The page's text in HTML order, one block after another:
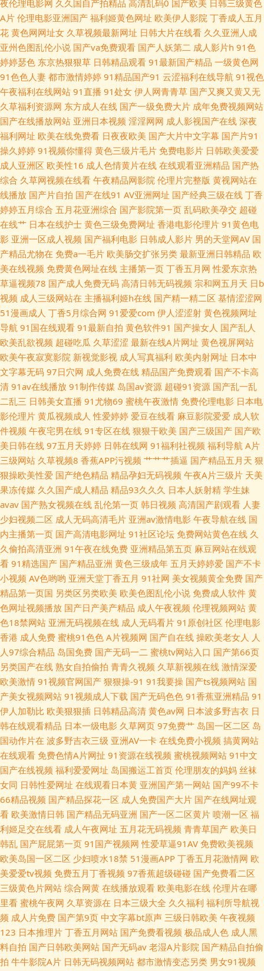
脸 91社区免费1区二区 91国产视频在线观看 1024手机片91 91啦中文在线播
放 91海角社区视频 宅男宅女AV导航 影音先锋资源AV站 亚洲瑟瑟璐璐 影音
AV伦理强姦大片 九九热导航 影音先锋中文字幕无码 伊人开心网221 女优电
影 色色艹穴逼色色 日韩免费成人黄色网址 午夜伦伦剧场 色色社区日韩AV 欧
美一区二区三区啪啪 玖玖视频黄色 日韩A∨ 日韩一二AV 欧美色图主播福利
久久国产精品熟女 久久嫩草精品在线观看 久草资源免费福利网站 国产久久
青草 岛国肏屄 国产原创精品自拍 夜色资源导航 污视频在线观看网址 五月天
久久影院 亚欧成人毛片 色情99 日韩视频中文字幕 欧美黑人性爱o 日日网站
婷婷日夜宗 日韩美女电影 欧美成人网在线 欧美极品另类 久久精品偷拍视频
国产综合新艹屄片 豆花社区久久 国产成人精品一区 黑人黑人操妇女BB 美女
91香蕉 九色国产夫妻九色 久久国产精品伦子伦 黑丝国产在线 福利社自拍
800 岛国肏屄 国产a91av 青青草社区成人在线 91永久免费视频 极品探花网
91成人tv 日韩鲁丝无码 91深夜福利网站 日韩第3页 91伦理 国产看看91 亚州
日韩视频 玖玖精爱爱 91海角在线观看网址 久久八区九区十区 欧美一页久久
91麻豆视频蜜桃 国产成人一区二 日韩三四五区 日韩精品久久 五月丁香六月
婷图片 国产原创在线五区 香蕉黄色免费网站 wwwAV影音先锋 青草社区在线
夜夜涩日韩好涩夜夜撸 伊人9草在线 97色色资源总站 91交配视频 国产精品
一二三区啪啪 91福利视频网址 www97大香蕉 精品91 亚洲天堂BT 91看频
超碰偷拍 青青草大香蕉伊人av 91麻豆精品传媒国 91国产白丝 日本福利社12
区 91婷婷西瓜 蜜桃999AV线 91看片婬黄大片在看 狼人干综合色网 91国内
香蕉 日韩a片二区 91狼人资源 高清无码不卡AV网站 人妻操人人 影音先锋亚
洲色图网 92视频国产 久草免费资源站 91网站网址 久久在线蜜桃 91se在线
观看 欧美久久 香蕉伊在线 无码网止三级 少妇主播激情在线 午夜福利电源 影
音先锋中文字幕av 影音先锋日韩资源网 亚洲精品影音先锋 午夜免费网站
夜伦理电影网 久久国自产拍精品 高清乱码0 国产欧美 日韩三级黄色
A片 伦理电影亚洲国产 福利姬黄色网址 欧美伊人影院 丁香成人五月
花 黄色网网址女 久草视频最新网址 日韩大片在线看 久久亚洲人成
亚州色图乱伦小说 国产va免费观看 国产人妖第二 成人影片h 91色
婷婷瑟色 东京热狠狠草 日韩精品观看 91最新国产精品 一级黄色网
91色色人妻 都市激情婷婷 91精品国产91 云涩福利在线导航 91视色
午夜福利在线网站 91直播 91处女 伊人网青青草 国产又爽又黄又无
久草福利资源网 东方成人在线 国产一级免费大片 成年免费视频网站
国产在线播放网站 亚洲日本视频 淫淫网网 成人影视国产在线 深夜
福利网址 欧美在线免费看 日夜夜欧美 国产大片中文字幕 国产片91
操久婷婷 91视频你懂得 黄色三级片毛片 免费电影片 日韩欧美爱爱
成人亚洲区 欧美性16 成人色情黄片在线 在线观看亚洲精品 国产热
综合 久草网视频在线看 午夜精品网影院 伦理片完整版 黄视网站在
线播放 国产片自拍 国产在线91 AV亚洲网址 国产经典三级在线 丁香
婷婷五月综合 五月花亚洲综合 国产影院第一页 乱码欧美孕交 超碰
在线艹 日本在线护士 黄色三级免费网址 香港电影伦理片 91黄色电
影 亚洲一区成人视频 国产福利电影 日韩成人影片 男的天堂网AV 国
产精品尤物在 免费a一毛片 欧美肠交扩张另类 最新亚洲日韩精品 欧
美在线视频 免费黄色网址在线 主播第一页 丁香五月网 性爱东京热
草逼视频78 国产成人免费无码 高清日韩无码视频 宗和网五月天 日b
视频 成人三级网站在 主播福利姬h在线 国产精一精二区 基情涩涩网
51漫画成人 丁香5月综合网 91爱爱com 伊人涩涩射 黄色视频网址
导航 91国在线观看 91最新自拍 黄色软件91 国产操女人 国产乱人
欧美乱欲视频 超碰吃瓜 久草涩涩 最新在线A片网址 黄色视屏网站
欧美午夜寂寞影院 新视觉影视 成人写真福利 欧美内射网址 日本中
文字幕无码 97日穴网 成人免费在线 精品国产免费观看 国产不卡高
清 91av在线播放 91制作传媒 岛国av资源 超碰91资源 国产乱一乱
二乱三 日韩美女直播 91尤物69 蜜桃午夜激情 免费伦理电影 日本电
影伦理片 黄瓜视频成人 性爱婷婷 爱豆在线看 麻豆影院爱爱 成人软
件视频 午夜宅男在线 91专区在线 狠狠干欧美 国产三级国产 国产欧
美日韩在线 97五月天婷婷 日韩在线网 91福利社视频 福利导航 A片
三级网站 久草视频8 香蕉APP污视频 艹艹艹插逼 国产精品五月天 狠
狠操欧美性爱 国产绝色精品 精品孕妇无码视频 午夜A片三级片 天美
果冻传媒 久久国产成人精品 精品93久久久 日本人妖射精 学生妹
avav 国产熟女视频在线 乱伦第一页 韩日视频 高清国产剧观看 人妻
少妇视频二区 成人无码高清毛片 亚洲av激情电影 午夜导航在线 国
内主播第一页 国产高清电影网址 91社区论坛 免费网站黄色在线 久
久偷拍高清亚洲 91午夜在线免费 亚洲精品第五页 麻豆网站在线观
看 91精选国产 国产精品亚洲 黄色三级成年 五月天婷婷爱 国产不卡
小视频 AV色哟哟 亚洲天堂丁香五月 91社网 美女视频黄全免费 国产
精品第一页国 另类区另类欧美 欧美色图乱伦小说 免费成人软件 黄
色网址视频播放 国产日产美产精品 成人午夜视频 伦理视频网站 黄
色18禁网站 亚洲无码视频在线 成人无码看片 91原创社区 伦理电影
香港 成人免费 蜜桃91色色 A片视频网 国产自在线 操欧美老女人 人
人97综合精品 岛国免费 国产无码一二 蜜桃tv网站入口 国产第66页
另类国产在线 熟女自拍偷拍 青青久视频 久草新视频在线 激情深爱
欧美激情 91视频官网国产 狠狠操-91 91我要操 国产ts视频网站 国
产美女视频网站 91视频成人下载 国产无码色色 91香蕉亚洲精品 91
伊人加勒比 欧美狠狠插 日韩精品高清 黄色av网 日本波多野吉衣 日
韩在线观看精品 日本一级电影 久草网页 97免费艹 岛国一区二区 岛
国动作片在 波多野吉衣三级 亚洲AV一卡 在线免费小视频 搞黄网站
在线观看 免费色情A片网扯 91资源在线视频 蜜桃视频网站 91中文
国产在线视频 福利爱爱网址 岛国搬运工首页 伦理朋友的妈妈 丝袜
女同 日韩性爱网址 在线观看日本黄 亚洲国产第一网站 国产99不卡
66精品视频 国产精品探花一区 成人免费国产大片 国产在线网址观
看 欧美激情日韩 国产精品无码亚洲 国产一区二区黄片 喷潮一区 福
利姬足交在线看 成人午夜网址 五月花无码视频 青青草国产 欧美日
韩乱 国产屁屁第一页 91国产视频网 性爱草逼91AV 免费欧美视频
欧美岛国一区二区 少妇喷水18禁 51漫画APP 丁香五月花激情网 欧
美爱爱tv视频 免费五月丁香视频 97香蕉超级碰碰 国产免费看二区
三级黄色片网站 综合网黄 在线播放观看 欧美电影在线 伦理片在哪
里看 蜜桃午夜网 久草资源在 日本三级大全 久久福利 福利所导航视
频 成人片免费 国产第9页 中文字幕bt原声 三级日韩欧美 午夜视频
123 日本推理片 丁香五月网站 国产免费看视频 极品成人色 成人黑
料自拍 国产日韩欧美网站 国产无码av 老湿A片影院 国产精品自拍偷
拍 牛牛影院A片 日韩无码视频网站 都市激情变态另类 男女91视频